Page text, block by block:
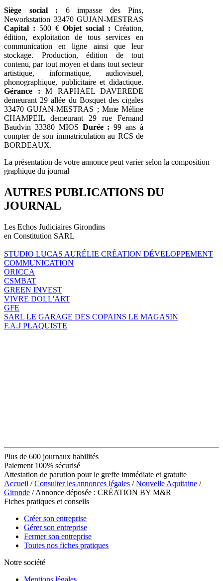
Siège social : 6 impasse des Pins,
Neworkstation 33470 GUJAN-MESTRAS
Capital : 500 €Objet social : Création,
édition, exploitation de tous services en
communication en ligne ainsi que leur
stockage. Production, édition de tout
contenu, par tout moyen et dans tout secteur
artistique, informatique, audiovisuel,
phonographique, publicitaire et didactique.
Gérance : M RAPHAEL DAVEREDE
demeurant 29 allée du Bosquet des cigales
33470 GUJAN-MESTRAS ; Mme Méline
CHAMPEIL demeurant 29 rue Fernand
Baudvin 33380 MIOS Durée : 99 ans à
compter de son immatriculation au RCS de
BORDEAUX.
La présentation de votre annonce peut varier selon la composition
graphique du journal
AUTRES PUBLICATIONS DU
JOURNAL
Les Echos Judiciaires Girondins
en Constitution SARL
STUDIO LUCAS AURÉLIE CRÉATION DÉVELOPPEMENT
COMMUNICATION
ORICCA
CSMBAT
GREEN INVEST
VIVRE DOLL'ART
GFE
SARL LE GARAGE DES COPAINS LE MAGASIN
F.A.J PLAQUISTE
Plus de 600 journaux habilités
Paiement 100% sécurisé
Attestation de parution pour le greffe immédiate et gratuite
Accueil /Consulter les annonces légales /Nouvelle Aquitaine /
Gironde / Annonce déposée : CRÉATION BY M&R
Fiches pratiques et conseils
Créer son entreprise
Gérer son entreprise
Fermer son entreprise
Toutes nos fiches pratiques
Notre société
Mentions légales